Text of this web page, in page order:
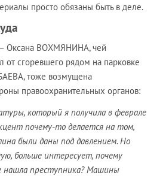
просто обязаны быть в деле.
– Оксана ВОХМЯНИНА, чей
от сгоревшего рядом на парковке
тоже возмущена
правоохранительных органов:
который я получила в феврале
почему-то делается на том,
были даны под давлением. Но
больше интересует, почему
нашла преступника? Машины